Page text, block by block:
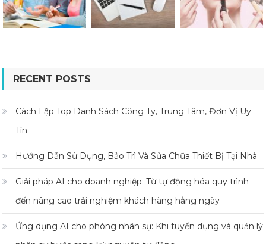
RECENT POSTS
Cách Lập Top Danh Sách Công Ty, Trung Tâm, Đơn Vị Uy
Tín
Hướng Dẫn Sử Dụng, Bảo Trì Và Sửa Chữa Thiết Bị Tại Nhà
Giải pháp AI cho doanh nghiệp: Từ tự động hóa quy trình
đến nâng cao trải nghiệm khách hàng hằng ngày
Ứng dụng AI cho phòng nhân sự: Khi tuyển dụng và quản lý